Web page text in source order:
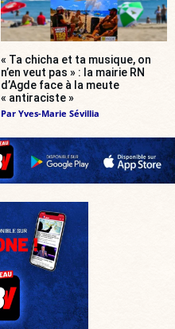
« Ta chicha et ta musique, on
n’en veut pas » : la mairie RN
d’Agde face à la meute
« antiraciste »
Par Yves-Marie Sévillia